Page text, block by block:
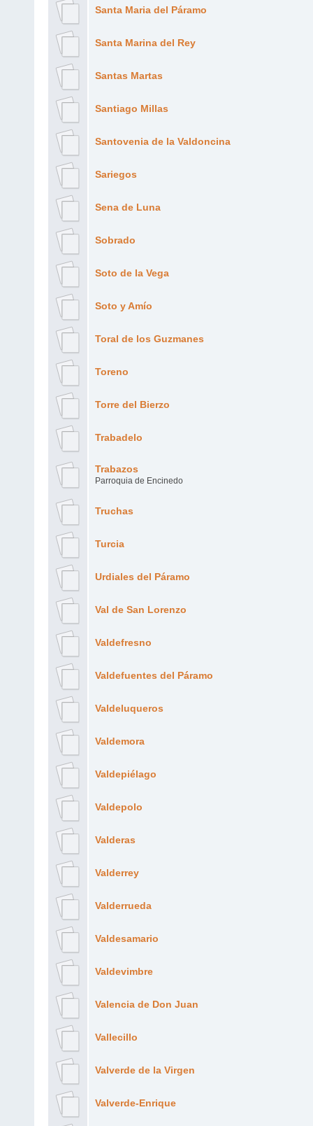
Santa Maria del Páramo
Santa Marina del Rey
Santas Martas
Santiago Millas
Santovenia de la Valdoncina
Sariegos
Sena de Luna
Sobrado
Soto de la Vega
Soto y Amío
Toral de los Guzmanes
Toreno
Torre del Bierzo
Trabadelo
Trabazos
Parroquia de Encinedo
Truchas
Turcia
Urdiales del Páramo
Val de San Lorenzo
Valdefresno
Valdefuentes del Páramo
Valdeluqueros
Valdemora
Valdepiélago
Valdepolo
Valderas
Valderrey
Valderrueda
Valdesamario
Valdevimbre
Valencia de Don Juan
Vallecillo
Valverde de la Virgen
Valverde-Enrique